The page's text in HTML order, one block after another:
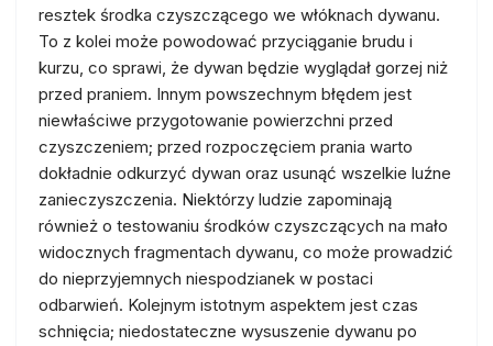
resztek środka czyszczącego we włóknach dywanu.
To z kolei może powodować przyciąganie brudu i
kurzu, co sprawi, że dywan będzie wyglądał gorzej niż
przed praniem. Innym powszechnym błędem jest
niewłaściwe przygotowanie powierzchni przed
czyszczeniem; przed rozpoczęciem prania warto
dokładnie odkurzyć dywan oraz usunąć wszelkie luźne
zanieczyszczenia. Niektórzy ludzie zapominają
również o testowaniu środków czyszczących na mało
widocznych fragmentach dywanu, co może prowadzić
do nieprzyjemnych niespodzianek w postaci
odbarwień. Kolejnym istotnym aspektem jest czas
schnięcia; niedostateczne wysuszenie dywanu po